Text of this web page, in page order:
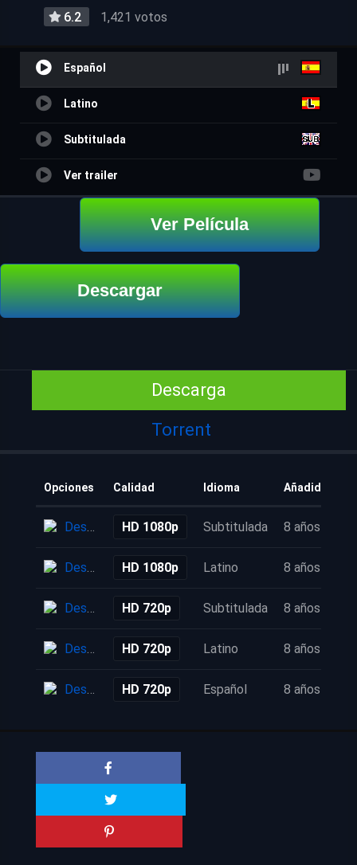
6.2 1,421 votos
Español
Latino
Subtitulada
Ver trailer
Ver Película
Descargar
Descarga
Torrent
Opciones Calidad Idioma Añadido
Descarga HD 1080p Subtitulada 8 años
Descarga HD 1080p Latino 8 años
Descarga HD 720p Subtitulada 8 años
Descarga HD 720p Latino 8 años
Descarga HD 720p Español 8 años